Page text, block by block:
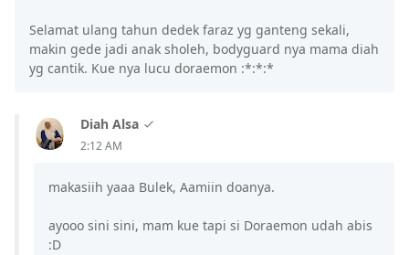
Selamat ulang tahun dedek faraz yg ganteng sekali,
makin gede jadi anak sholeh, bodyguard nya mama diah
yg cantik. Kue nya lucu doraemon :*:*:*
Diah Alsa
2:12 AM
makasiih yaaa Bulek, Aamiin doanya.
ayooo sini sini, mam kue tapi si Doraemon udah abis
:D